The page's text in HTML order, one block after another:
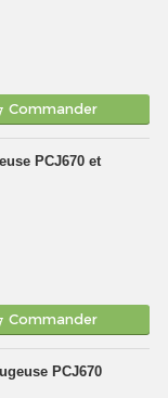
Commander
PCJ670 et
Commander
PCJ670